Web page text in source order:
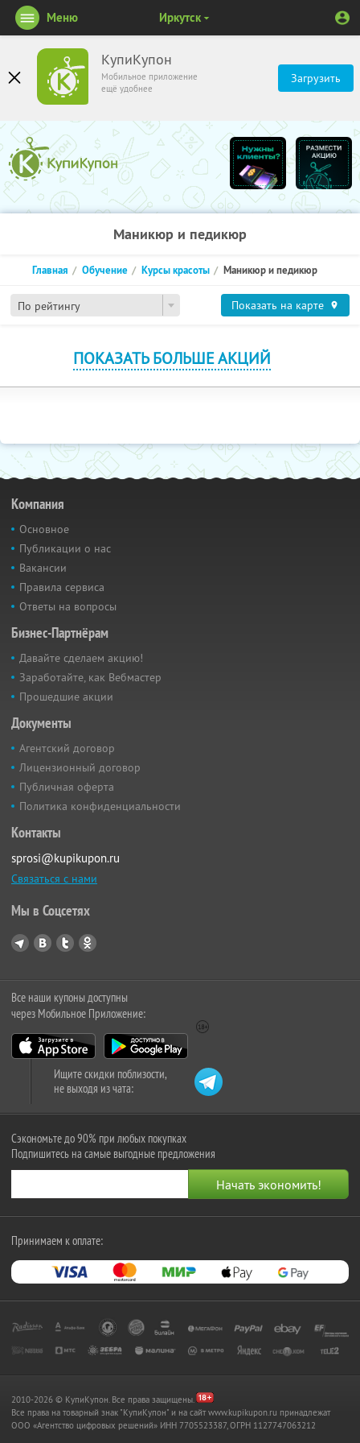
КупиКупон
Мобильное приложение
ещё удобнее
Загрузить
Меню Иркутск
Маникюр и педикюр
По рейтингу
Главная Обучение Курсы красоты Маникюр и педикюр
Показать на карте
ПОКАЗАТЬ БОЛЬШЕ АКЦИЙ
Компания
Основное
Публикации о нас
Вакансии
Правила сервиса
Ответы на вопросы
Бизнес-Партнёрам
Давайте сделаем акцию!
Заработайте, как Вебмастер
Прошедшие акции
Документы
Агентский договор
Лицензионный договор
Публичная оферта
Политика конфиденциальности
Контакты
sprosi@kupikupon.ru
Связаться с нами
Мы в Соцсетях
Все наши купоны доступны
через Мобильное Приложение:
Ищите скидки поблизости,
не выходя из чата:
Сэкономьте до 90% при любых покупках
Подпишитесь на самые выгодные предложения
Принимаем к оплате:
2010-2026 © КупиКупон. Все права защищены.
Все права на товарный знак "КупиКупон" и на сайт www.kupikupon.ru принадлежат
OOO «Агентство цифровых решений» ИНН 7705523387, ОГРН 1127747063212